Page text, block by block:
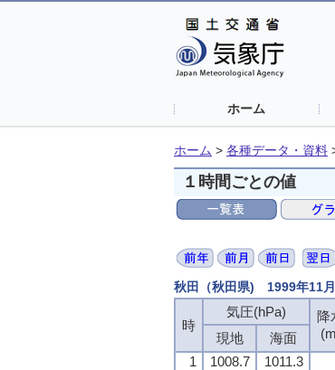
ホーム
ホーム > 各種データ・資料
１時間ごとの値
秋田（秋田県) 1999年11
時
気圧(hPa)
降
現地 海面
1
1008.7 1011.3